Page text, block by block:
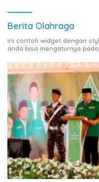
Berita Olahraga
Ini contoh widget dengan
anda bisa mengaturnya